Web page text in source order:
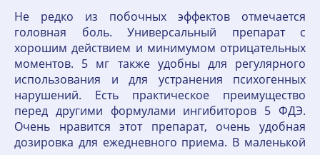
Не редко из побочных эффектов отмечается
головная боль. Универсальный препарат с
хорошим действием и минимумом отрицательных
моментов. 5 мг также удобны для регулярного
использования и для устранения психогенных
нарушений. Есть практическое преимущество
перед другими формулами ингибиторов 5 ФДЭ.
Очень нравится этот препарат, очень удобная
дозировка для ежедневного приема. В маленькой